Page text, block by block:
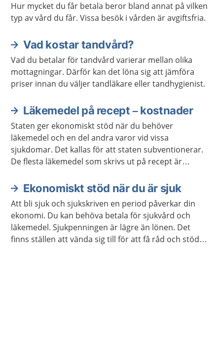
Hur mycket du får betala beror bland annat på vilken
typ av vård du får. Vissa besök i vården är avgiftsfria.
Vad kostar tandvård?
Vad du betalar för tandvård varierar mellan olika
mottagningar. Därför kan det löna sig att jämföra
priser innan du väljer tandläkare eller tandhygienist.
Läkemedel på recept – kostnader
Staten ger ekonomiskt stöd när du behöver
läkemedel och en del andra varor vid vissa
sjukdomar. Det kallas för att staten subventionerar.
De flesta läkemedel som skrivs ut på recept är
kallas i dagligt tal för högkostnadsskyddet.
Ekonomiskt stöd när du är sjuk
Att bli sjuk och sjukskriven en period påverkar din
ekonomi. Du kan behöva betala för sjukvård och
läkemedel. Sjukpenningen är lägre än lönen. Det
finns ställen att vända sig till för att få råd och stöd